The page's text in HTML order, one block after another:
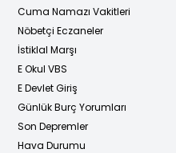
Cuma Namazı Vakitleri
Nöbetçi Eczaneler
İstiklal Marşı
E Okul VBS
E Devlet Giriş
Günlük Burç Yorumları
Son Depremler
Hava Durumu